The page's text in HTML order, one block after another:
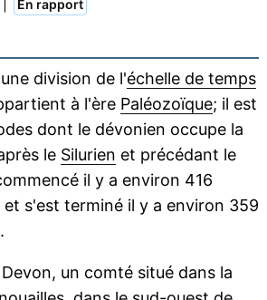
En rapport
division de l'échelle de temps
à l'ère Paléozoïque; il est
dont le dévonien occupe la
le Silurien et précédant le
il y a environ 416
et s'est terminé il y a environ 359
un comté situé dans la